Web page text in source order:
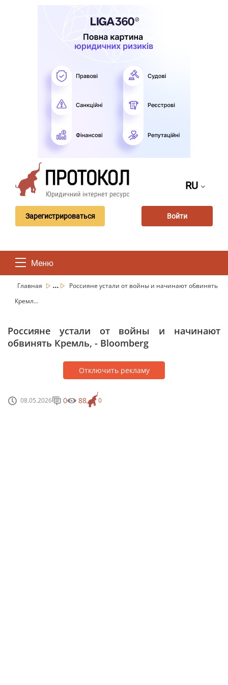
RU
Зарегистрироваться Войти
Меню
Главная ...
Россияне устали от войны и начинают обвинять
Кремл...
Россияне устали от войны и начинают
обвинять Кремль, - Bloomberg
Отключить рекламу
08.05.2026 0
0 88